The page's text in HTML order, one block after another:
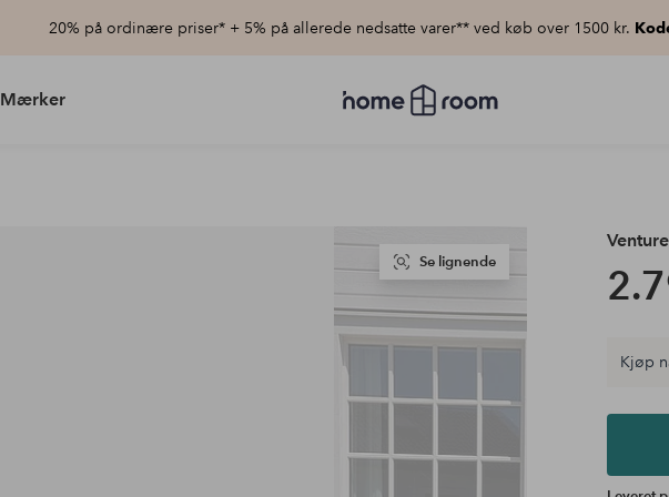
20% på ordinære priser* + 5% på allerede nedsatte varer** ved køb over 1500 kr.
Mærker
Homeroom
–
Se lignende
Kjøp